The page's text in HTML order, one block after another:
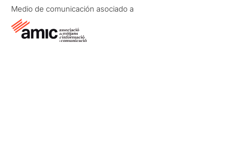
Medio de comunicación asociado a